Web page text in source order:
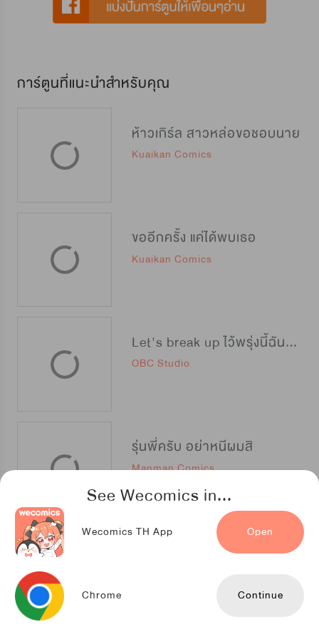
See Wecomics in...
Wecomics TH App Open
Chrome Continue
การ์ตูนที่แนะนำสำหรับคุณ
ห้าวเกิร์ล สาวหล่อขอชอบนาย
Kuaikan Comics
ขออีกครั้ง แค่ได้พบเธอ
Kuaikan Comics
Let's break up ไว้พรุ่งนี้ฉันจะบอกเลิกกับนาย
OBC Studio
รุ่นพี่ครับ อย่าหนีผมสิ
Manman Comics
รักแรกแสนหวาน